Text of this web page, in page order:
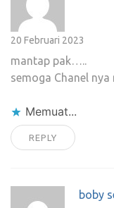
20 Februari 2023
mantap pak…..
semoga Chanel
Memuat...
REPLY
boby